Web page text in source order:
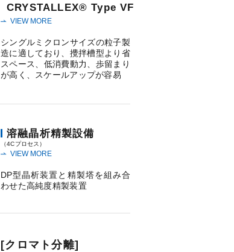
CRYSTALLEX® Type VF
VIEW MORE
シングルミクロンサイズの粒子製
造に適しており、攪拌槽型より省
スペース、低消費動力、歩留まり
が高く、スケールアップが容易
溶融晶析精製設備
（4Cプロセス）
VIEW MORE
DP型晶析装置と精製塔を組み合
わせた高純度精製装置
[クロマト分離]